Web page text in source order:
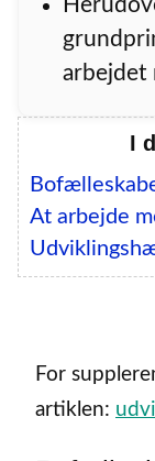
arbejdet
I
At arbejde
For
artiklen: